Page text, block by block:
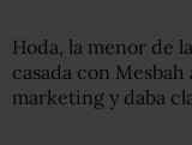
Hoda, la menor de
casada con
marketing y daba